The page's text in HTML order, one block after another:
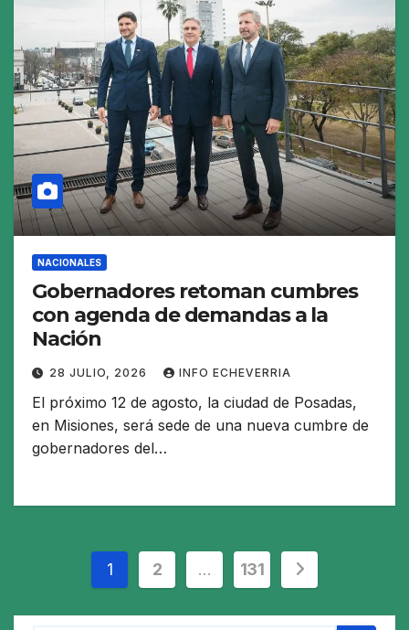
NACIONALES
Gobernadores retoman cumbres
con agenda de demandas a la
Nación
28 JULIO, 2026 INFO ECHEVERRIA
El próximo 12 de agosto, la ciudad de Posadas,
en Misiones, será sede de una nueva cumbre de
gobernadores del…
Paginación
de
1 2 … 131